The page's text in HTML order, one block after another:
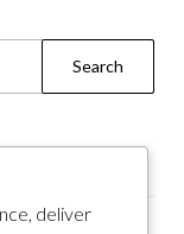
deliver